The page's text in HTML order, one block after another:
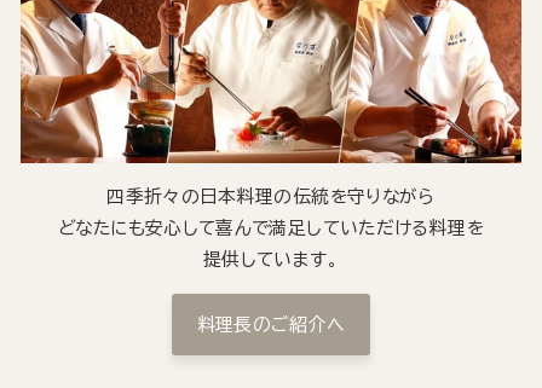
四季折々の日本料理の伝統を守りながら
どなたにも安心して喜んで満足していただける料理を
提供しています。
料理長のご紹介へ